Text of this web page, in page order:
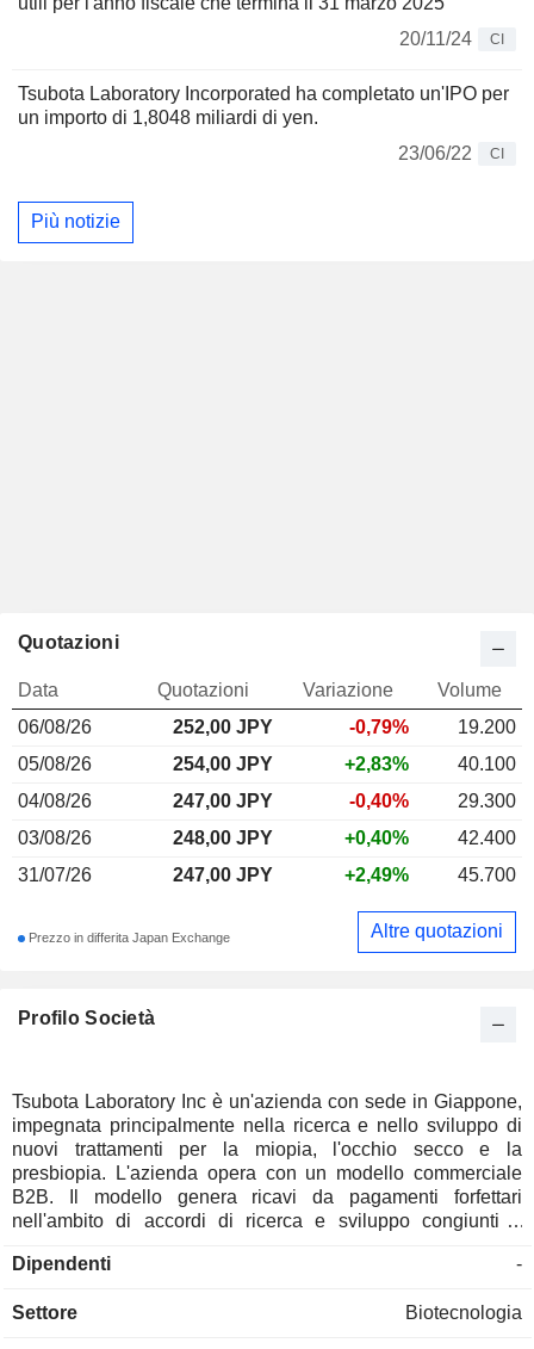
20/11/24
CI
Tsubota Laboratory Incorporated ha completato un'IPO per
un importo di 1,8048 miliardi di yen.
23/06/22
CI
Più notizie
Profilo Società
Tsubota Laboratory Inc è un'azienda con sede in Giappone,
impegnata principalmente nella ricerca e nello sviluppo di
nuovi trattamenti per la miopia, l'occhio secco e la
presbiopia. L'azienda opera con un modello commerciale
B2B. Il modello genera ricavi da pagamenti forfettari
nell'ambito di accordi di ricerca e sviluppo congiunti e
milestone e royalties nell'ambito di accordi di fedeltà post-
investendo i profitti nella nuova ricerca. L'Azienda è anche
Dipendenti -
Settore Biotecnologia
Quotazioni
Data Quotazioni Variazione
Volume
06/08/26
252,00 JPY -0,79%
19.200
05/08/26
254,00 JPY +2,83%
40.100
04/08/26
247,00 JPY -0,40%
29.300
03/08/26
248,00 JPY +0,40%
42.400
31/07/26
247,00 JPY +2,49% 45.700
Prezzo in differita Japan Exchange Altre quotazioni